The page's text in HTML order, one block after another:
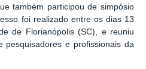
também participou de simpósio
foi realizado entre os dias 13
de Florianópolis (SC), e reuniu
pesquisadores e profissionais da